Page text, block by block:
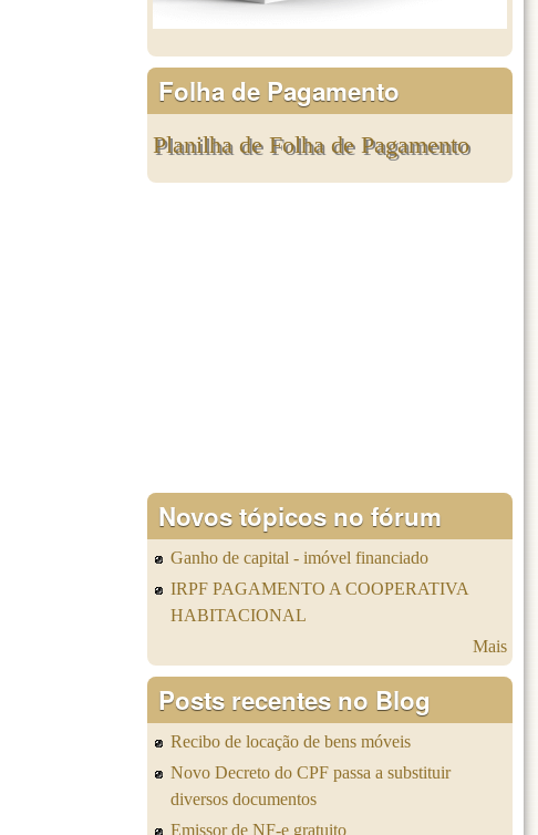
Folha de Pagamento
Planilha de Folha de Pagamento
Novos tópicos no fórum
Ganho de capital - imóvel financiado
IRPF PAGAMENTO A COOPERATIVA
HABITACIONAL
Mais
Posts recentes no Blog
Recibo de locação de bens móveis
Novo Decreto do CPF passa a substituir
diversos documentos
Emissor de NF-e gratuito